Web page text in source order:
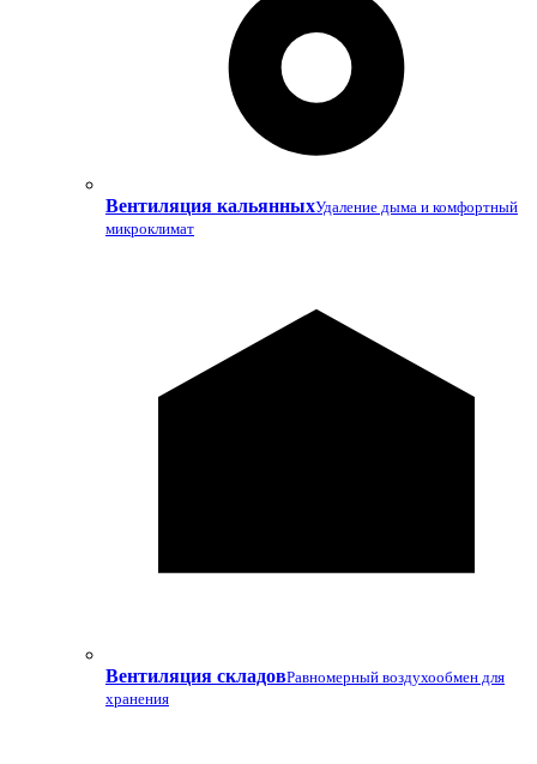
Вентиляция кальянныхУдаление дыма и комфортный
микроклимат
Вентиляция складовРавномерный воздухообмен для
хранения